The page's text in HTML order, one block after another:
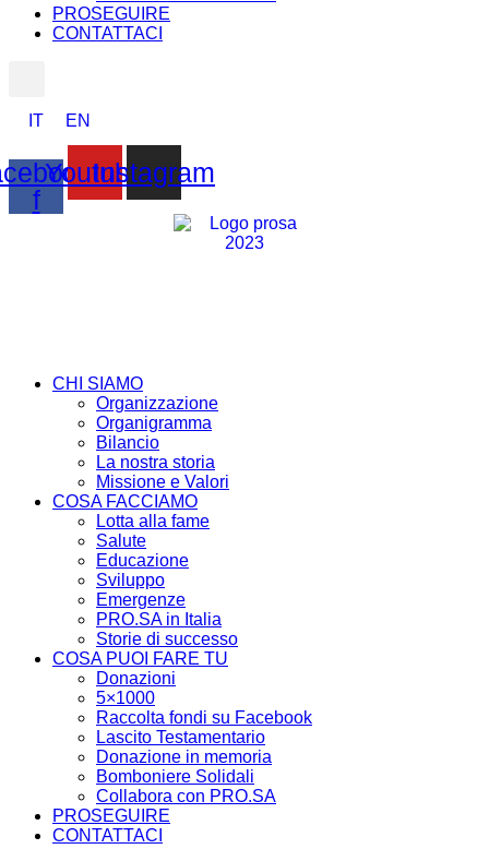
PROSEGUIRE
CONTATTACI
IT EN
f
YoutubeInstagram
CHI SIAMO
Organizzazione
Organigramma
Bilancio
La nostra storia
Missione e Valori
COSA FACCIAMO
Lotta alla fame
Salute
Educazione
Sviluppo
Emergenze
PRO.SA in Italia
Storie di successo
COSA PUOI FARE TU
Donazioni
5×1000
Raccolta fondi su Facebook
Lascito Testamentario
Donazione in memoria
Bomboniere Solidali
Collabora con PRO.SA
PROSEGUIRE
CONTATTACI